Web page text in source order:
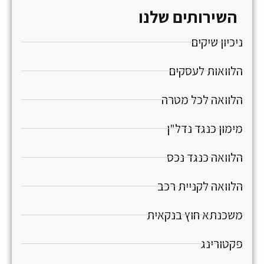
השירותים שלנו
ניכיון שיקים
הלוואות לעסקים
הלוואה לכל מטרה
מימון כנגד נדל"ן
הלוואה כנגד נכס
הלוואה לקניית רכב
משכנתא חוץ בנקאית
פקטורינג